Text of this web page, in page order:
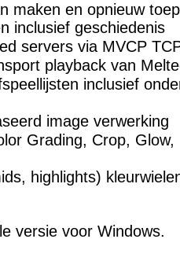
maken en opnieuw
inclusief geschiedenis
servers via MVCP
playback van
inclusief
image verwerking
Grading, Crop,
highlights)
versie voor Windows.